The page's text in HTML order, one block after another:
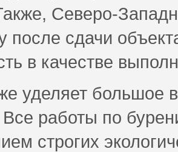
Северо-
после сдачи
в качестве
уделяет большое
Все работы по
строгих